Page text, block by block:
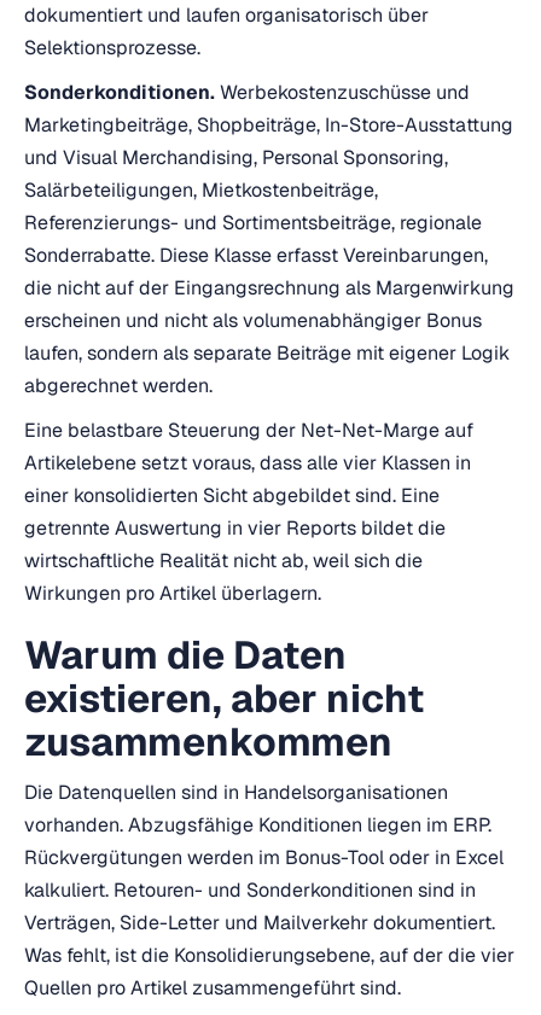
dokumentiert und laufen organisatorisch über
Selektionsprozesse.
Sonderkonditionen.Werbekostenzuschüsse und
Marketingbeiträge, Shopbeiträge, In-Store-Ausstattung
und Visual Merchandising, Personal Sponsoring,
Salärbeteiligungen, Mietkostenbeiträge,
Referenzierungs- und Sortimentsbeiträge, regionale
Sonderrabatte. Diese Klasse erfasst Vereinbarungen,
die nicht auf der Eingangsrechnung als Margenwirkung
erscheinen und nicht als volumenabhängiger Bonus
laufen, sondern als separate Beiträge mit eigener Logik
abgerechnet werden.
Eine belastbare Steuerung der Net-Net-Marge auf
Artikelebene setzt voraus, dass alle vier Klassen in
einer konsolidierten Sicht abgebildet sind. Eine
getrennte Auswertung in vier Reports bildet die
wirtschaftliche Realität nicht ab, weil sich die
Wirkungen pro Artikel überlagern.
Warum die Daten
existieren, aber nicht
zusammenkommen
Die Datenquellen sind in Handelsorganisationen
vorhanden. Abzugsfähige Konditionen liegen im ERP.
Rückvergütungen werden im Bonus-Tool oder in Excel
kalkuliert. Retouren- und Sonderkonditionen sind in
Verträgen, Side-Letter und Mailverkehr dokumentiert.
Was fehlt, ist die Konsolidierungsebene, auf der die vier
Quellen pro Artikel zusammengeführt sind.